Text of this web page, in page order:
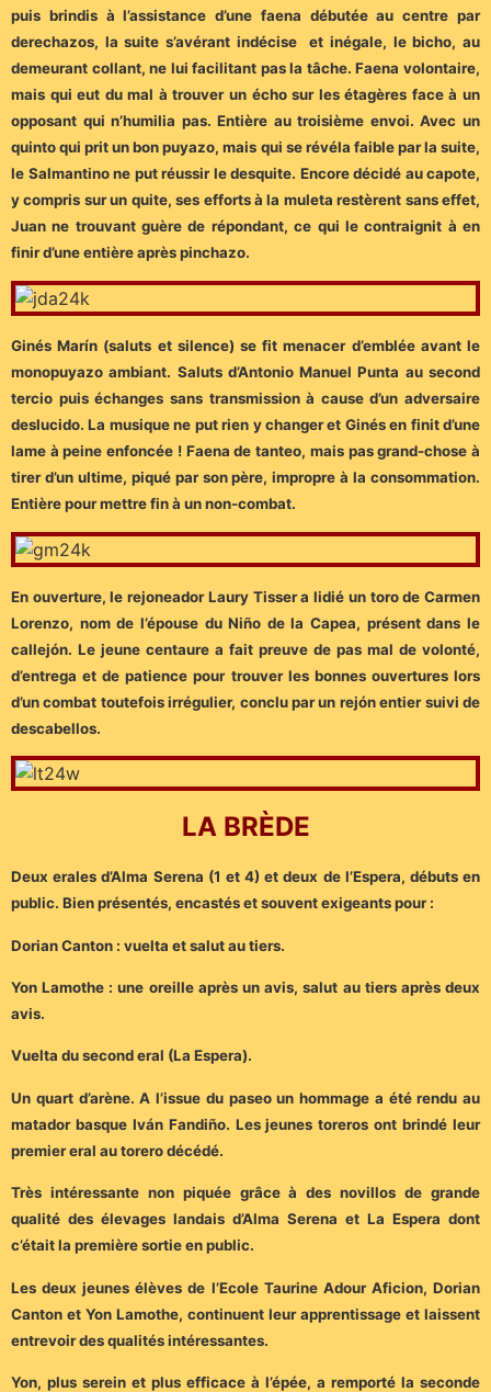
puis brindis à l’assistance d’une faena débutée au centre par
derechazos, la suite s’avérant indécise et inégale, le bicho, au
demeurant collant, ne lui facilitant pas la tâche. Faena volontaire,
mais qui eut du mal à trouver un écho sur les étagères face à un
opposant qui n’humilia pas. Entière au troisième envoi. Avec un
quinto qui prit un bon puyazo, mais qui se révéla faible par la suite,
le Salmantino ne put réussir le desquite. Encore décidé au capote,
y compris sur un quite, ses efforts à la muleta restèrent sans effet,
Juan ne trouvant guère de répondant, ce qui le contraignit à en
finir d’une entière après pinchazo.
Ginés Marín (saluts et silence) se fit menacer d’emblée avant le
monopuyazo ambiant. Saluts d’Antonio Manuel Punta au second
tercio puis échanges sans transmission à cause d’un adversaire
deslucido. La musique ne put rien y changer et Ginés en finit d’une
lame à peine enfoncée ! Faena de tanteo, mais pas grand-chose à
tirer d’un ultime, piqué par son père, impropre à la consommation.
Entière pour mettre fin à un non-combat.
En ouverture, le rejoneador Laury Tisser a lidié un toro de Carmen
Lorenzo, nom de l’épouse du Niño de la Capea, présent dans le
callejón. Le jeune centaure a fait preuve de pas mal de volonté,
d’entrega et de patience pour trouver les bonnes ouvertures lors
d’un combat toutefois irrégulier, conclu par un rejón entier suivi de
descabellos.
LA BRÈDE
Deux erales d’Alma Serena (1 et 4) et deux de l’Espera, débuts en
public. Bien présentés, encastés et souvent exigeants pour :
Dorian Canton : vuelta et salut au tiers.
Yon Lamothe : une oreille après un avis, salut au tiers après deux
avis.
Vuelta du second eral (La Espera).
Un quart d’arène. A l’issue du paseo un hommage a été rendu au
matador basque Iván Fandiño. Les jeunes toreros ont brindé leur
premier eral au torero décédé.
Très intéressante non piquée grâce à des novillos de grande
qualité des élevages landais d’Alma Serena et La Espera dont
c’était la première sortie en public.
Les deux jeunes élèves de l’Ecole Taurine Adour Aficion, Dorian
Canton et Yon Lamothe, continuent leur apprentissage et laissent
entrevoir des qualités intéressantes.
Yon, plus serein et plus efficace à l’épée, a remporté la seconde